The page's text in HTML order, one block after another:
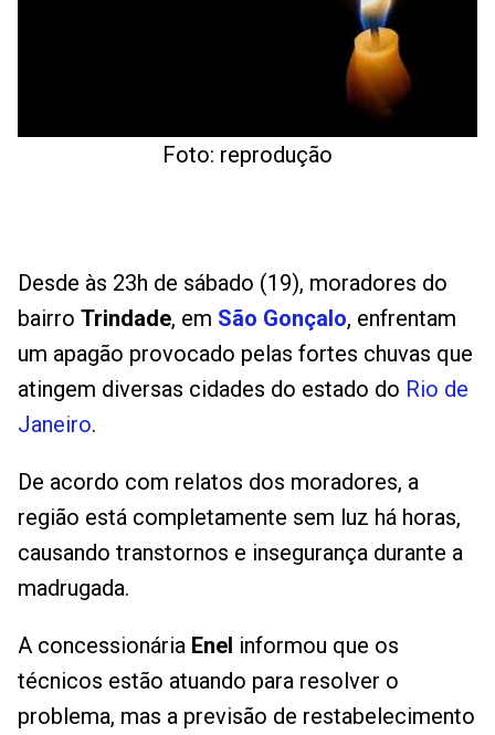
Foto: reprodução
Desde às 23h de sábado (19), moradores do
bairro Trindade, em São Gonçalo, enfrentam
um apagão provocado pelas fortes chuvas que
atingem diversas cidades do estado do Rio de
Janeiro.
De acordo com relatos dos moradores, a
região está completamente sem luz há horas,
causando transtornos e insegurança durante a
madrugada.
A concessionária Enel informou que os
técnicos estão atuando para resolver o
problema, mas a previsão de restabelecimento